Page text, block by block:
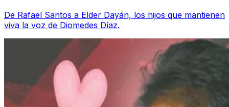
De Rafael Santos a Elder Dayán, los hijos que mantienen
viva la voz de Diomedes Díaz.